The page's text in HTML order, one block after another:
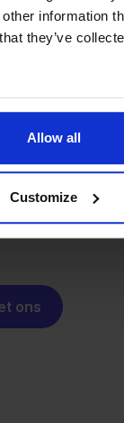
information
they’ve
Allow all
Customize
of externe
naar
bedrijf, is
platform voor
is hetzelfde
ons